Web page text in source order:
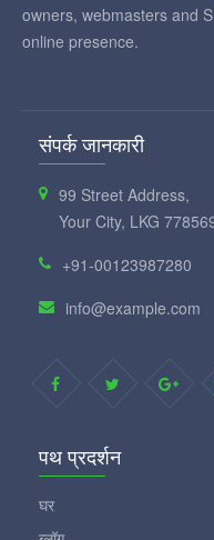
owners, webmasters and
online presence.
संपर्क जानकारी
99 Street Address,
Your City, LKG
+91-00123987280
info@example.com
पथ प्रदर्शन
घर